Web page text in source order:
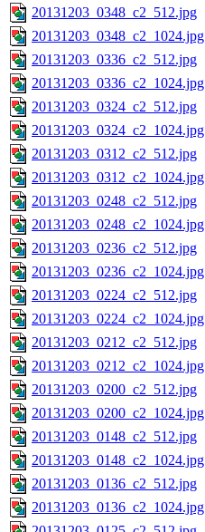
20131203_0348_c2_512.jpg
20131203_0348_c2_1024.jpg
20131203_0336_c2_512.jpg
20131203_0336_c2_1024.jpg
20131203_0324_c2_512.jpg
20131203_0324_c2_1024.jpg
20131203_0312_c2_512.jpg
20131203_0312_c2_1024.jpg
20131203_0248_c2_512.jpg
20131203_0248_c2_1024.jpg
20131203_0236_c2_512.jpg
20131203_0236_c2_1024.jpg
20131203_0224_c2_512.jpg
20131203_0224_c2_1024.jpg
20131203_0212_c2_512.jpg
20131203_0212_c2_1024.jpg
20131203_0200_c2_512.jpg
20131203_0200_c2_1024.jpg
20131203_0148_c2_512.jpg
20131203_0148_c2_1024.jpg
20131203_0136_c2_512.jpg
20131203_0136_c2_1024.jpg